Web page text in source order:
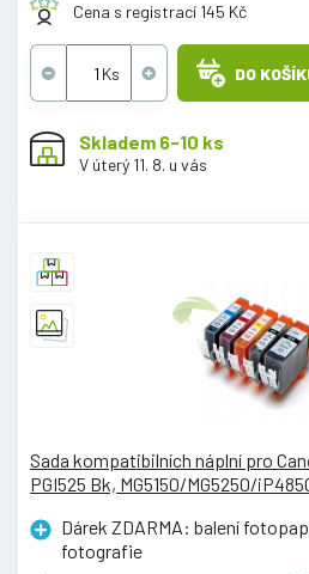
Cena s registrací 145 Kč
DO
Skladem 6-10 ks
V úterý 11. 8. u vás
Sada kompatibilních náplní pro
PGI525 Bk, MG5150/MG5250/
Dárek ZDARMA: balení
fotografie